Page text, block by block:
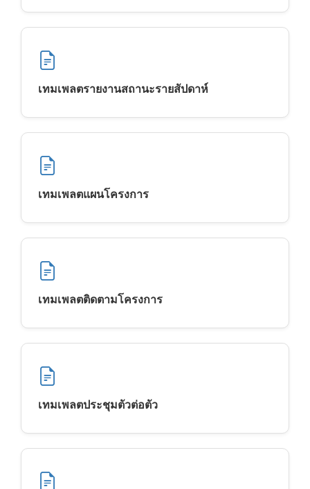
เทมเพลตรายงานสถานะรายสัปดาห์
เทมเพลตแผนโครงการ
เทมเพลตติดตามโครงการ
เทมเพลตประชุมตัวต่อตัว